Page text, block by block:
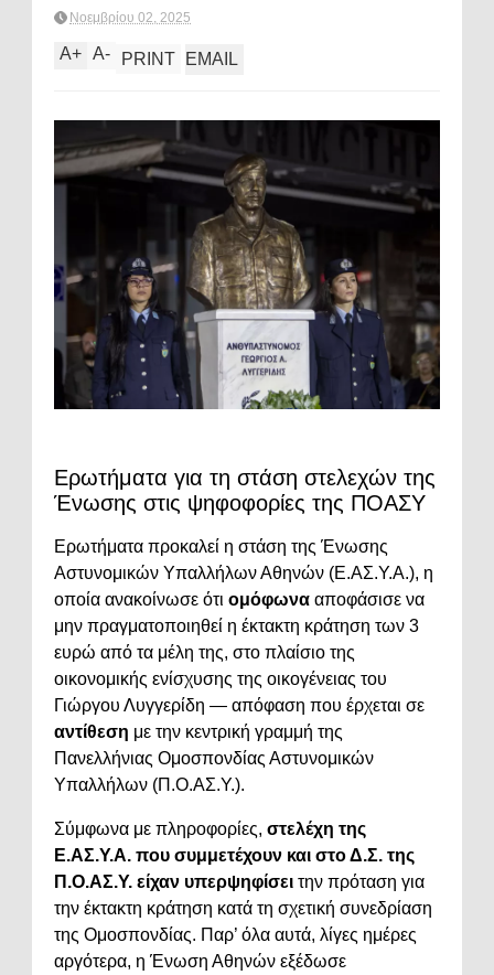
Νοεμβρίου 02, 2025
A+ A- PRINT EMAIL
Ερωτήματα για τη στάση στελεχών της
Ένωσης στις ψηφοφορίες της ΠΟΑΣΥ
Ερωτήματα προκαλεί η στάση της Ένωσης
Αστυνομικών Υπαλλήλων Αθηνών (Ε.ΑΣ.Υ.Α.), η
οποία ανακοίνωσε ότι ομόφωνα αποφάσισε να
μην πραγματοποιηθεί η έκτακτη κράτηση των 3
ευρώ από τα μέλη της, στο πλαίσιο της
οικονομικής ενίσχυσης της οικογένειας του
Γιώργου Λυγγερίδη — απόφαση που έρχεται σε
αντίθεση με την κεντρική γραμμή της
Πανελλήνιας Ομοσπονδίας Αστυνομικών
Υπαλλήλων (Π.Ο.ΑΣ.Υ.).
Σύμφωνα με πληροφορίες, στελέχη της
Ε.ΑΣ.Υ.Α. που συμμετέχουν και στο Δ.Σ. της
Π.Ο.ΑΣ.Υ. είχαν υπερψηφίσει την πρόταση για
την έκτακτη κράτηση κατά τη σχετική συνεδρίαση
της Ομοσπονδίας. Παρ’ όλα αυτά, λίγες ημέρες
αργότερα, η Ένωση Αθηνών εξέδωσε